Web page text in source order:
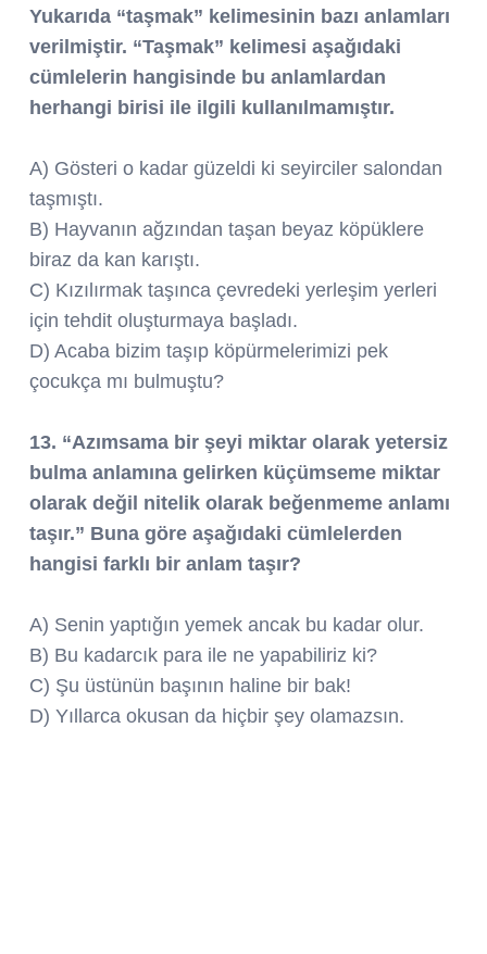
Yukarıda “taşmak” kelimesinin bazı anlamları
verilmiştir. “Taşmak” kelimesi aşağıdaki
cümlelerin hangisinde bu anlamlardan
herhangi birisi ile ilgili kullanılmamıştır.
A) Gösteri o kadar güzeldi ki seyirciler salondan
taşmıştı.
B) Hayvanın ağzından taşan beyaz köpüklere
biraz da kan karıştı.
C) Kızılırmak taşınca çevredeki yerleşim yerleri
için tehdit oluşturmaya başladı.
D) Acaba bizim taşıp köpürmelerimizi pek
çocukça mı bulmuştu?
13. “Azımsama bir şeyi miktar olarak yetersiz
bulma anlamına gelirken küçümseme miktar
olarak değil nitelik olarak beğenmeme anlamı
taşır.” Buna göre aşağıdaki cümlelerden
hangisi farklı bir anlam taşır?
A) Senin yaptığın yemek ancak bu kadar olur.
B) Bu kadarcık para ile ne yapabiliriz ki?
C) Şu üstünün başının haline bir bak!
D) Yıllarca okusan da hiçbir şey olamazsın.